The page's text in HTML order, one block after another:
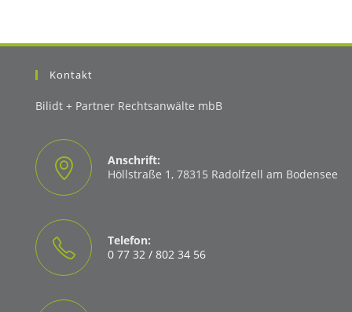
Kontakt
Bilidt + Partner Rechtsanwälte mbB
Anschrift:
Höllstraße 1, 78315 Radolfzell am Bodensee
Telefon:
0 77 32 / 802 34 56